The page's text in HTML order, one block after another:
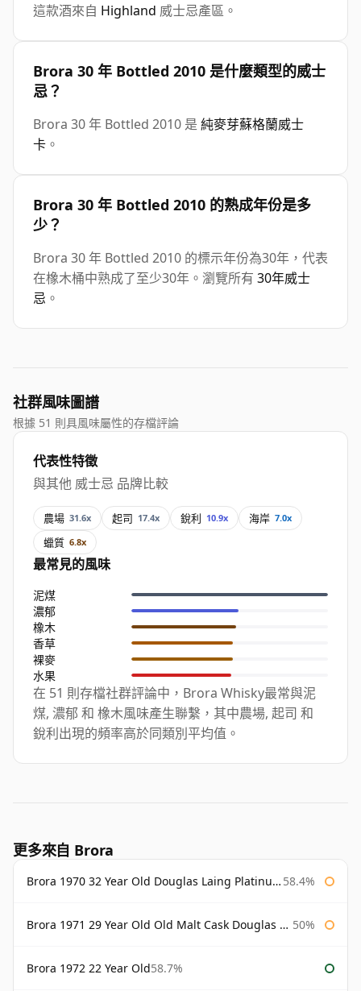
這款酒來自 Highland 威士忌產區。
Brora 30 年 Bottled 2010 是什麼類型的威士
忌？
Brora 30 年 Bottled 2010 是 純麥芽蘇格蘭威士
卡 。
Brora 30 年 Bottled 2010 的熟成年份是多
少？
Brora 30 年 Bottled 2010 的標示年份為30年，代表
在橡木桶中熟成了至少30年。瀏覽所有 30年威士
忌 。
社群風味圖譜
根據 51 則具風味屬性的存檔評論
代表性特徵
與其他 威士忌 品牌比較
農場 31.6x 起司 17.4x 銳利 10.9x 海岸 7.0x
蠟質 6.8x
最常見的風味
泥煤
濃郁
橡木
香草
裸麥
水果
在 51 則存檔社群評論中，Brora Whisky最常與泥
煤, 濃郁 和 橡木風味產生聯繫，其中農場, 起司 和
銳利出現的頻率高於同類別平均值。
更多來自 Brora
Brora 1970 32 Year Old Douglas Laing Platinum Selection 58.4%
Brora 1971 29 Year Old Old Malt Cask Douglas Laing 50%
Brora 1972 22 Year Old58.7%